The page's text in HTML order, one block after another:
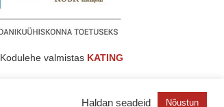
Kodulehe valmistas KATING
Haldan seadeid Nõustun